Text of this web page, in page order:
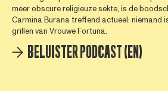
meer obscure religieuze sekte, is de
Carmina Burana treffend actueel: niemand
grillen van Vrouwe Fortuna.
BELUISTER PODCAST (EN)